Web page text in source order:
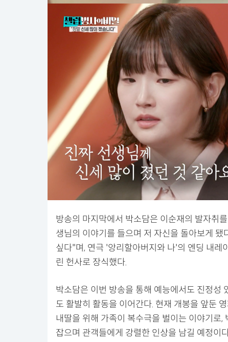
방송의 마지막에서 박소담은 이순재의 발자취
생님의 이야기를 들으며 저 자신을 돌아보게
싶다"며, 연극 '앙리할아버지와 나'의 엔딩 내레
린 헌사로 장식했다.
박소담은 이번 방송을 통해 예능에서도 진정성
도 활발히 활동을 이어간다. 현재 개봉을 앞둔
내딸을 위해 가족이 복수극을 벌이는 이야기로
잡으며 관객들에게 강렬한 인상을 남길 예정이